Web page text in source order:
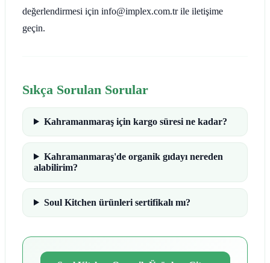
değerlendirmesi için info@implex.com.tr ile iletişime
geçin.
Sıkça Sorulan Sorular
Kahramanmaraş için kargo süresi ne kadar?
Kahramanmaraş'de organik gıdayı nereden
alabilirim?
Soul Kitchen ürünleri sertifikalı mı?